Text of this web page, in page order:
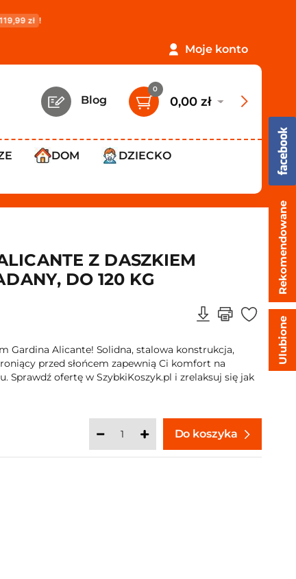
PROMOCJA: ORLEN Paczka tylko
Moje konto
Blog
0
0,00 zł
DOM
DZIECKO
Z DASZKIEM
DO 120 KG
Gardina Alicante! Solidna, stalowa konstrukcja,
przed słońcem zapewnią Ci komfort na
Sprawdź ofertę w SzybkiKoszyk.pl i zrelaksuj się jak
Do koszyka
Rekomendowane
Ulubione